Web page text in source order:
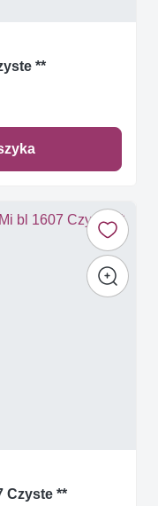
**
Czyste **